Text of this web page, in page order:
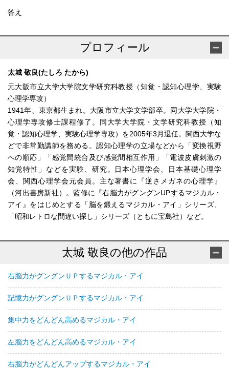
答え
プロフィール
太城 敬良(たしろ たから)
元大阪市立大学大学院文学研究科教授（知覚・認知心理学、実験
心理学専攻）
1941年、東京都生まれ。大阪市立大学文学部卒。同大学大学院・
心理学専攻修士課程修了。同大学大学院・文学研究科教授（知
覚・認知心理学、実験心理学専攻）を2005年3月退任。関西大学な
どで非常勤講師を務める。認知心理学の立場などから「変換視野
への順応」「感覚間統合及び感覚間相互作用」「電波皮膚刺激の
知覚特性」などを実験、研究。日本心理学会、日本基礎心理学
会、関西心理学会元会員。主な著書に『逆さメガネの心理学』
（河出書房新社）。監修に『右脳力がグングンUPするマジカル・
アイ』をはじめとする「脳を鍛えるマジカル・アイ」シリーズ、
「昭和レトロな間違い探し」シリーズ（ともに宝島社）など。
太城 敬良の他の作品
右脳力がグングンＵＰするマジカル・アイ
記憶力がグングンＵＰするマジカル・アイ
集中力をどんどん高めるマジカル・アイ
左脳力をどんどん高めるマジカル・アイ
右脳力がどんどんアップするマジカル・アイ